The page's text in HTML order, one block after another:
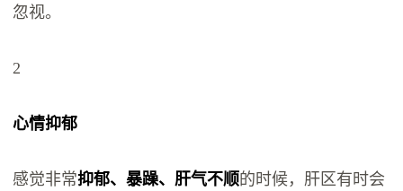
忽视。
2
心情抑郁
感觉非常抑郁、暴躁、肝气不顺的时候，肝区有时会